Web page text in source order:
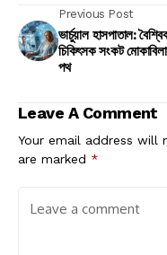
Previous Post
ভার্চুয়াল হাসপাতাল:
চিকিৎসক সংকট
পথ
Leave A Comment
Your email address will
are marked *